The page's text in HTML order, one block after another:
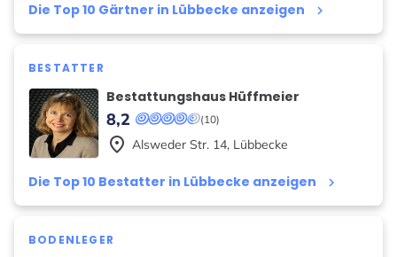
Die Top 10 Gärtner in Lübbecke anzeigen keyboard_arrow_right
BESTATTER
Bestattungshaus Hüffmeier
(10)
8,2
Die Top 10 Bestatter in Lübbecke anzeigen keyboard_arrow_right
place Alsweder Str. 14, Lübbecke
BODENLEGER